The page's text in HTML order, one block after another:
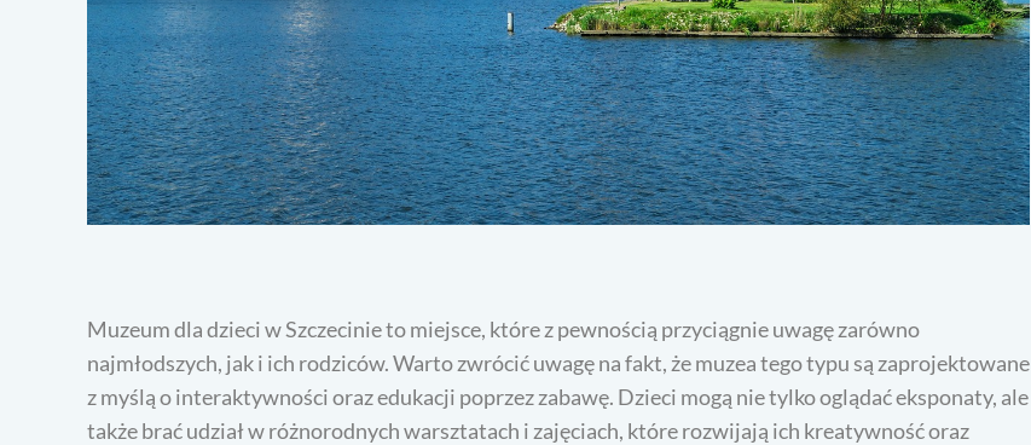
Muzeum dla dzieci w Szczecinie to miejsce, które z pewnością przyciągnie uwagę zarówno
najmłodszych, jak i ich rodziców. Warto zwrócić uwagę na fakt, że muzea tego typu są zaprojektowane
z myślą o interaktywności oraz edukacji poprzez zabawę. Dzieci mogą nie tylko oglądać eksponaty, ale
także brać udział w różnorodnych warsztatach i zajęciach, które rozwijają ich kreatywność oraz